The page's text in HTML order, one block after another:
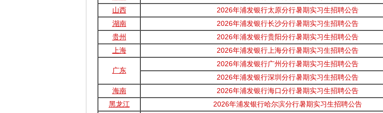
山西
2026年浦发银行太原分行暑期实习生招聘公告
湖南
2026年浦发银行长沙分行暑期实习生招聘公告
贵州
2026年浦发银行贵阳分行暑期实习生招聘公告
上海
2026年浦发银行上海分行暑期实习生招聘公告
广东
2026年浦发银行广州分行暑期实习生招聘公告
2026年浦发银行深圳分行暑期实习生招聘公告
海南
2026年浦发银行海口分行暑期实习生招聘公告
黑龙江
2026年浦发银行哈尔滨分行暑期实习生招聘公告